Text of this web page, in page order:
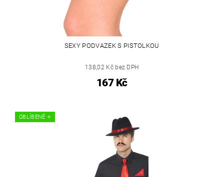
SEXY PODVAZEK S PISTOLKOU
138,02 Kč bez DPH
167 Kč
OBLÍBENÉ ⭐️